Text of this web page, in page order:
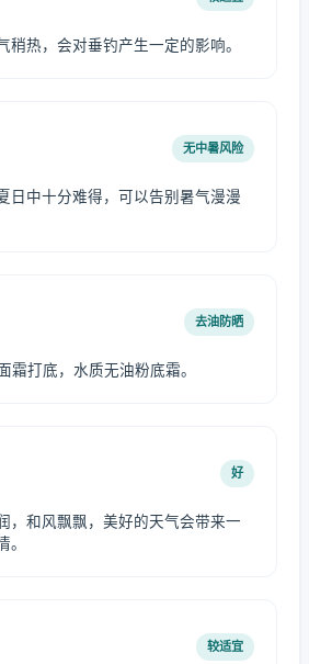
稍热，会对垂钓产生一定的影响。
无中暑风险
日中十分难得，可以告别暑气漫漫
去油防晒
霜打底，水质无油粉底霜。
好
，和风飘飘，美好的天气会带来一
。
较适宜